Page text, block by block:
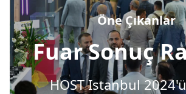
Öne Çıkanlar
Fuar Sonuç
HOST Istanbul